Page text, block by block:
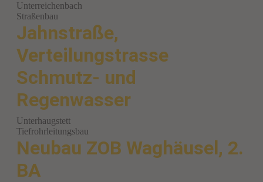
Unterreichenbach
Straßenbau
Jahnstraße,
Verteilungstrasse
Schmutz- und
Regenwasser
Unterhaugstett
Tiefrohrleitungsbau
Neubau ZOB Waghäusel, 2.
BA